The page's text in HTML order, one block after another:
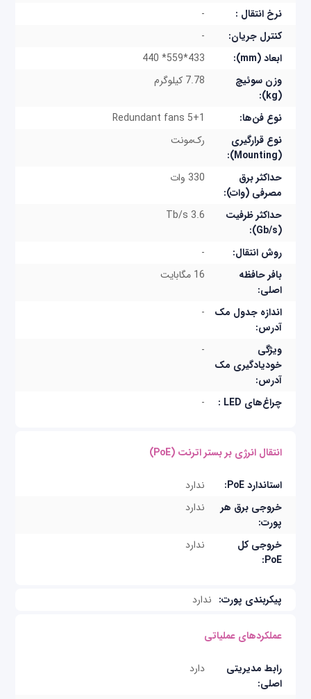
انعطاف‌پذیری سیستم را افزایش می‌دهد و حداکثر زمان
کارکرد و دسترسی بالا را در شبکه فراهم می‌کند.
مزایای مهم سوئیچ OS6900-V72
شده است، راهکار مقیاس‌پذیرتر و مقرون‌به‌صرفه تری
برای مراکز داده فراهم کرده است.
مدیریت و راه‌اندازی سوئیچ‌ها بدون صرف وقت
اضافی قابل انجام است.
مدیریت کارآمد انرژی
نرخ انتقال :
-
کنترل جریان:
-
ابعاد (mm):
433*559* 440
وزن سوئیچ
(kg):
7.78 کیلوگرم
نوع فن‌ها:
Redundant fans 5+1
نوع قرارگیری
(Mounting):
رک‌مونت
حداکثر برق
مصرفی (وات):
330 وات
حداکثر ظرفیت
(Gb/s):
3.6 Tb/s
روش انتقال:
-
بافر حافظه
اصلی:
16 مگابایت
اندازه جدول مک
آدرس:
-
ویژگی
خودیادگیری مک
آدرس:
-
چراغ‌های LED : -
انتقال انرژی بر بستر اترنت (PoE)
استاندارد PoE:
ندارد
خروجی برق هر
پورت:
ندارد
خروجی کل
PoE:
ندارد
پیکربندی پورت: ندارد
عملکردهای عملیاتی
رابط مدیریتی
اصلی:
دارد